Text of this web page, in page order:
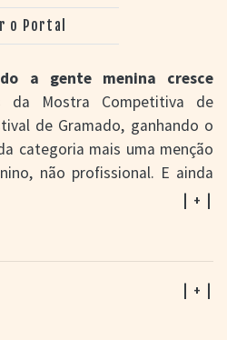
o Portal
a gente menina cresce
da Mostra Competitiva de
de Gramado, ganhando o
categoria mais uma menção
não profissional. E ainda
júri popular. Acompanha-se
em Santa Maria, e as suas
que irá modificar
produção da TV Ovo, foi
| + |
| + |